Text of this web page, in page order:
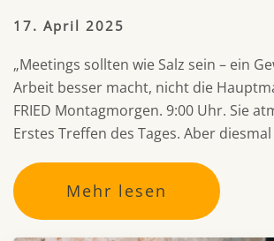
17. April 2025
„Meetings sollten wie Salz sein – ein
Arbeit besser macht, nicht die
FRIED Montagmorgen. 9:00 Uhr. Sie
Erstes Treffen des Tages. Aber
Mehr lesen